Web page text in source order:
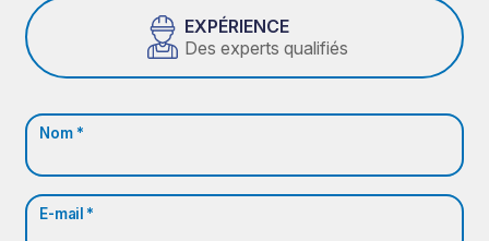
EXPÉRIENCE
Des experts qualifiés
Nom *
E-mail *